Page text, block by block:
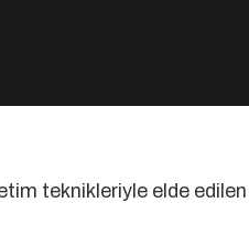
teknikleriyle elde edilen